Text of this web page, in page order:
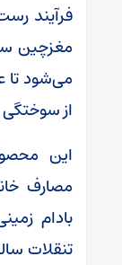
فرآیند
مغزچین
می‌شود
از
این
مصارف
بادام
تنقلات